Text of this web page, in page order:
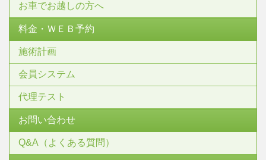
お車でお越しの方へ
料金・ＷＥＢ予約
施術計画
会員システム
代理テスト
お問い合わせ
Q&A（よくある質問）